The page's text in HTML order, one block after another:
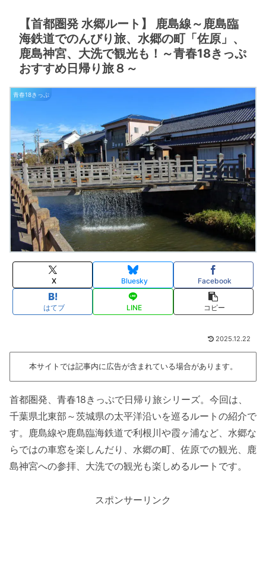
【首都圏発 水郷ルート】 鹿島線～鹿島臨
海鉄道でのんびり旅、水郷の町「佐原」、
鹿島神宮、大洗で観光も！～青春18きっぷ
おすすめ日帰り旅８～
青春18きっぷ
X Bluesky Facebook
はてブ LINE コピー
2025.12.22
本サイトでは記事内に広告が含まれている場合があります。
首都圏発、青春18きっぷで日帰り旅シリーズ。今回は、
千葉県北東部～茨城県の太平洋沿いを巡るルートの紹介で
す。鹿島線や鹿島臨海鉄道で利根川や霞ヶ浦など、水郷な
らではの車窓を楽しんだり、水郷の町、佐原での観光、鹿
島神宮への参拝、大洗での観光も楽しめるルートです。
スポンサーリンク